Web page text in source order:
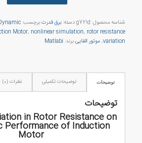
شناسه محصول: g721dدسته: برق قدرتبرچسب:
Motor, nonlinear simulation, rotor resistance
variation
,موتور القاییبرند: Matlabi
توضیحات توضیحات تکمیلی نظرات (0)
توضیحات
in Rotor Resistance on
Performance of Induction
Motor